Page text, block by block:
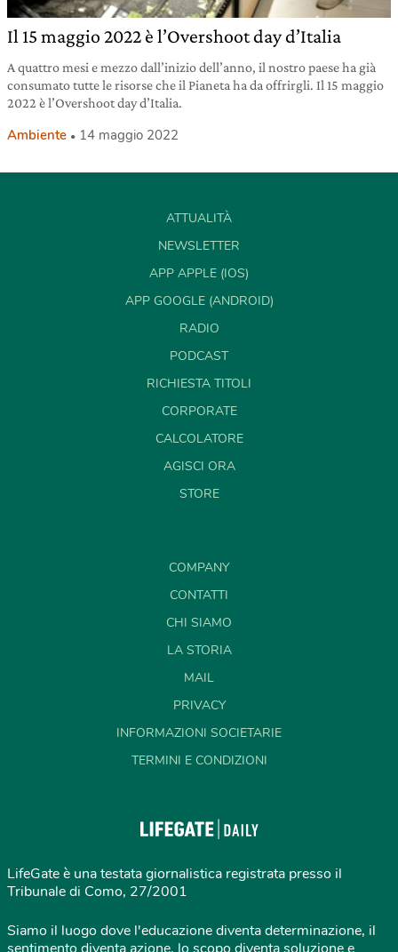
Il 15 maggio 2022 è l’Overshoot day d’Italia
A quattro mesi e mezzo dall’inizio dell’anno, il nostro paese ha già
consumato tutte le risorse che il Pianeta ha da offrirgli. Il 15 maggio
2022 è l’Overshoot day d’Italia.
Ambiente 14 maggio 2022
ATTUALITÀ
NEWSLETTER
APP APPLE (IOS)
APP GOOGLE (ANDROID)
RADIO
PODCAST
RICHIESTA TITOLI
CORPORATE
CALCOLATORE
AGISCI ORA
STORE
COMPANY
CONTATTI
CHI SIAMO
LA STORIA
MAIL
PRIVACY
INFORMAZIONI SOCIETARIE
TERMINI E CONDIZIONI
LifeGate è una testata giornalistica registrata presso il
Tribunale di Como, 27/2001
Siamo il luogo dove l'educazione diventa determinazione, il